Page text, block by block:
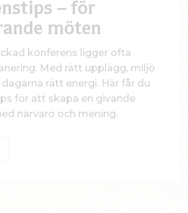
– för
möten
konferens ligger ofta
Med rätt upplägg, miljö
rätt energi. Här får du
för att skapa en givande
närvaro och mening.